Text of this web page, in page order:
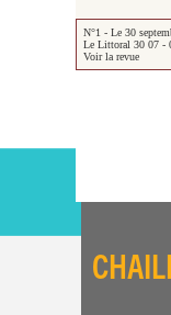
N°1 - Le 30
Le Littoral 30 07 -
Voir la revue